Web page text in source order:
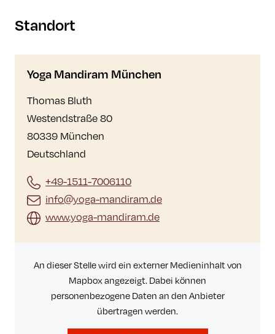
Standort
Yoga Mandiram München
Thomas Bluth
Westendstraße 80
80339 München
Deutschland
+49-1511-7006110
info@yoga-mandiram.de
www.yoga-mandiram.de
An dieser Stelle wird ein externer Medieninhalt von
Mapbox angezeigt. Dabei können
personenbezogene Daten an den Anbieter
übertragen werden.